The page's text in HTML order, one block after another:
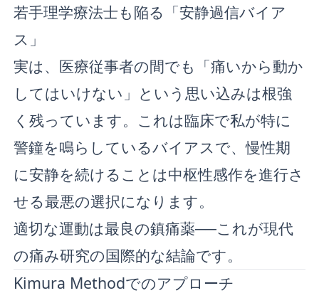
若手理学療法士も陥る「安静過信バイア
ス」
実は、医療従事者の間でも「痛いから動か
してはいけない」という思い込みは根強
く残っています。これは臨床で私が特に
警鐘を鳴らしているバイアスで、慢性期
に安静を続けることは中枢性感作を進行さ
せる最悪の選択になります。
適切な運動は最良の鎮痛薬──これが現代
の痛み研究の国際的な結論です。
Kimura Methodでのアプローチ